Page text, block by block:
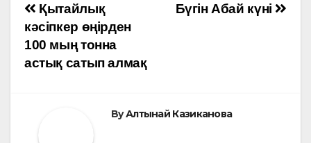
Навигация
по
записям
Бүгін Абай күні
Қытайлық
кәсіпкер өңірден
100 мың тонна
астық сатып алмақ
ByАлтынай Казиканова